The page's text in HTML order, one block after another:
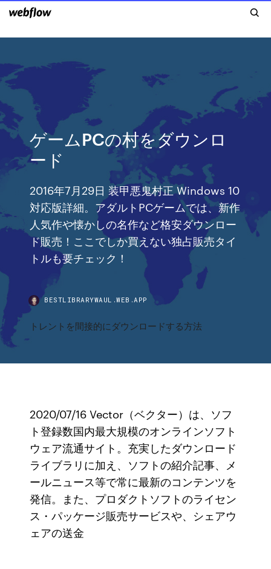
ゲームPCの村をダウンロ
ード
2016年7月29日 装甲悪鬼村正 Windows 10
対応版詳細。アダルトPCゲームでは、新作
人気作や懐かしの名作など格安ダウンロー
ド販売！ここでしか買えない独占販売タイ
トルも要チェック！
BESTLIBRARYWAUL.WEB.APP
トレントを間接的にダウンロードする方法
2020/07/16 Vector（ベクター）は、ソフ
ト登録数国内最大規模のオンラインソフト
ウェア流通サイト。充実したダウンロード
ライブラリに加え、ソフトの紹介記事、メ
ールニュース等で常に最新のコンテンツを
発信。また、プロダクトソフトのライセン
ス・パッケージ販売サービスや、シェアウ
ェアの送金